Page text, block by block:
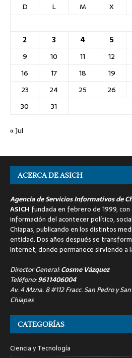
D
L M X
2
3 4 5
9
10 11 12
16
17 18 19
23
24 25 26
30
31
« Jul
ACERCA DE ASICH
Agencia de Servicios Informativos de
ASICH fundada en febrero de 1999,
información del acontecer político,
Chiapas, publicando en los distintos
entidad. Dos años después se
internet, donde permanece sirviendo a
Director General:Cosme Vázquez
Teléfono:9611406004
Av. 4 Mzna. 8 #112 Fracc. San Pedro y
Chiapas
CATEGORÍAS
Ciencia y Tecnología